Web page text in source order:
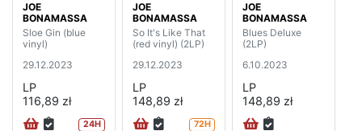
JOE
BONAMASSA
Sloe Gin (blue
vinyl)
29.12.2023
LP
116,89 zł
24H
JOE
BONAMASSA
So It's Like That
(red vinyl) (2LP)
29.12.2023
LP
148,89 zł
72H
JOE
BONAMASSA
Blues Deluxe
(2LP)
6.10.2023
LP
148,89 zł